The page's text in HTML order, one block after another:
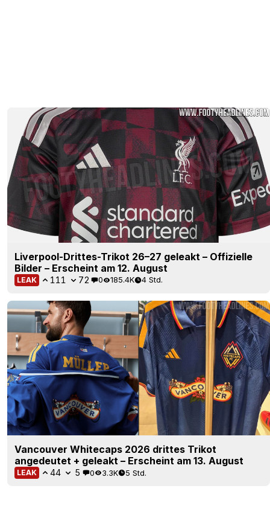
Liverpool-Drittes-Trikot 26–27 geleakt – Offizielle
Bilder – Erscheint am 12. August
LEAK 111 72 0 185.4K 4 Std.
Vancouver Whitecaps 2026 drittes Trikot
angedeutet + geleakt – Erscheint am 13. August
LEAK 44 5 0 3.3K 5 Std.